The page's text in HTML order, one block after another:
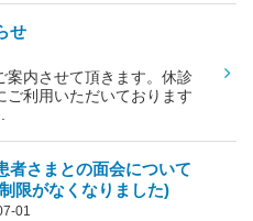
せ
案内させて頂きます。休診
ご利用いただいております
者さまとの面会について
限がなくなりました)
01